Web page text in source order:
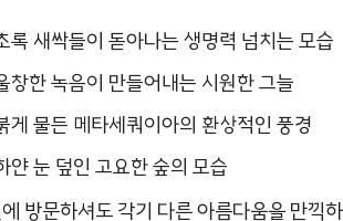
록 새싹들이 돋아나는 생명력 넘치는 모습
창한 녹음이 만들어내는 시원한 그늘
게 물든 메타세쿼이아의 환상적인 풍경
얀 눈 덮인 고요한 숲의 모습
방문하셔도 각기 다른 아름다움을 만끽